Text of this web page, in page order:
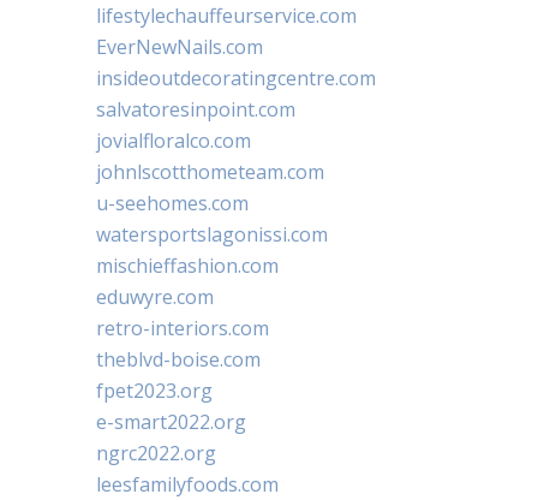
lifestylechauffeurservice.com
EverNewNails.com
insideoutdecoratingcentre.com
salvatoresinpoint.com
jovialfloralco.com
johnlscotthometeam.com
u-seehomes.com
watersportslagonissi.com
mischieffashion.com
eduwyre.com
retro-interiors.com
theblvd-boise.com
fpet2023.org
e-smart2022.org
ngrc2022.org
leesfamilyfoods.com